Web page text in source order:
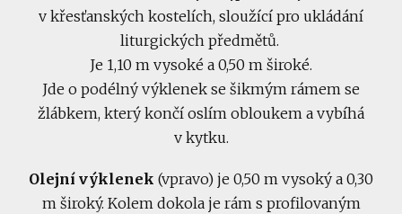
v křesťanských kostelích, sloužící pro ukládání
liturgických předmětů.
Je 1,10 m vysoké a 0,50 m široké.
Jde o podélný výklenek se šikmým rámem se
žlábkem, který končí oslím obloukem a vybíhá
v kytku.
Olejní výklenek (vpravo) je 0,50 m vysoký a 0,30
m široký. Kolem dokola je rám s profilovaným